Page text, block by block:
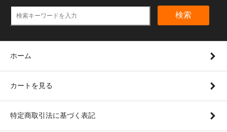
検索
ホーム
カートを見る
特定商取引法に基づく表記